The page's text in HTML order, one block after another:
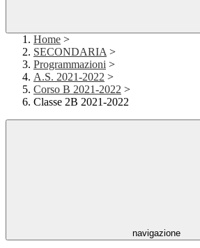
Home >
SECONDARIA >
Programmazioni >
A.S. 2021-2022 >
Corso B 2021-2022 >
Classe 2B 2021-2022
navigazione